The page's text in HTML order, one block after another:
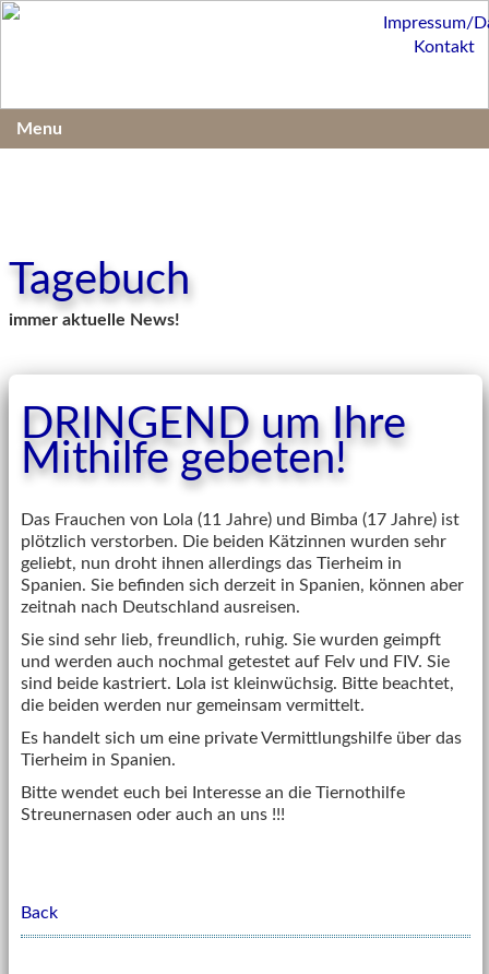
Tagebuch
immer aktuelle News!
DRINGEND um Ihre
Mithilfe gebeten!
Das Frauchen von Lola (11 Jahre) und Bimba (17 Jahre) ist
plötzlich verstorben. Die beiden Kätzinnen wurden sehr
geliebt, nun droht ihnen allerdings das Tierheim in
Spanien. Sie befinden sich derzeit in Spanien, können aber
zeitnah nach Deutschland ausreisen.
Sie sind sehr lieb, freundlich, ruhig. Sie wurden geimpft
und werden auch nochmal getestet auf Felv und FIV. Sie
sind beide kastriert. Lola ist kleinwüchsig. Bitte beachtet,
die beiden werden nur gemeinsam vermittelt.
Es handelt sich um eine private Vermittlungshilfe über das
Tierheim in Spanien.
Bitte wendet euch bei Interesse an die Tiernothilfe
Streunernasen oder auch an uns !!!
Back
Impressum/
Kontakt
Menu